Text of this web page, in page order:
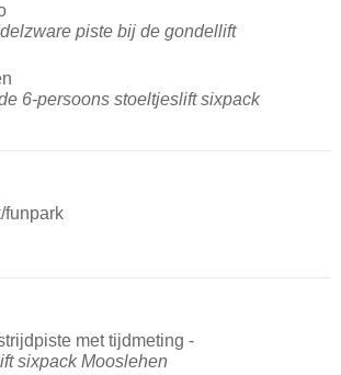
piste bij de gondellift
6-persoons stoeltjeslift sixpack
funpark
met tijdmeting -
sixpack Mooslehen